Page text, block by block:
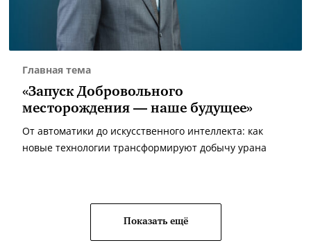
Главная тема
«Запуск Добровольного
месторождения — наше будущее»
От автоматики до искусственного интеллекта: как
новые технологии трансформируют добычу урана
Показать ещё